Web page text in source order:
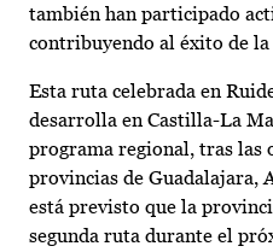
también han participado
contribuyendo al éxito de
Esta ruta celebrada en
desarrolla en Castilla-La
programa regional, tras las
provincias de Guadalajara,
está previsto que la
segunda ruta durante el